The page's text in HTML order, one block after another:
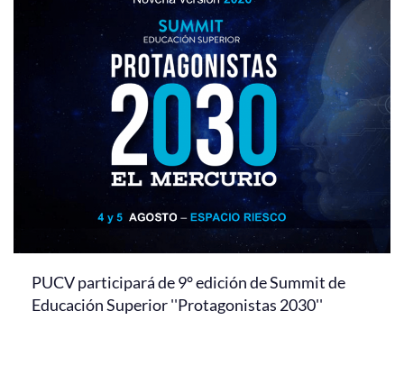
PUCV participará de 9° edición de Summit de
Educación Superior ''Protagonistas 2030''